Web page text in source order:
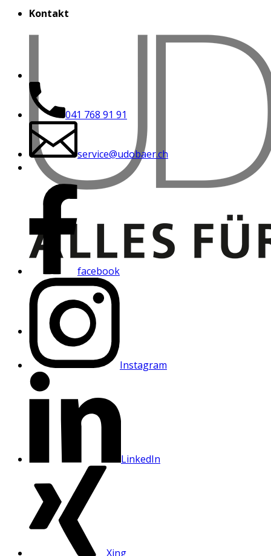
Kontakt
041 768 91 91
service@udobaer.ch
facebook
Instagram
LinkedIn
Xing